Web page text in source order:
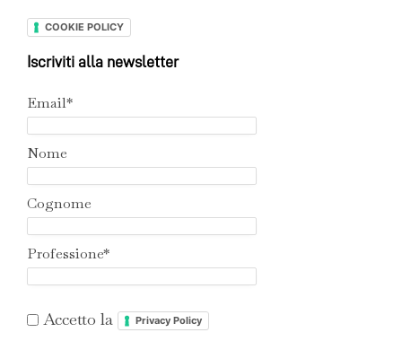
COOKIE POLICY
Iscriviti alla newsletter
Email*
Nome
Cognome
Professione*
Accetto la Privacy Policy